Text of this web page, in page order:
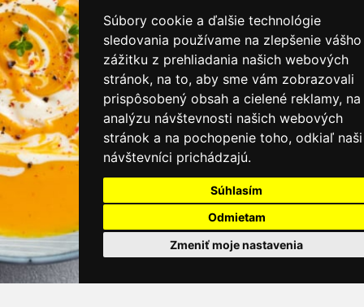
Súbory cookie a ďalšie technológie
sledovania používame na zlepšenie vášho
zážitku z prehliadania našich webových
stránok, na to, aby sme vám zobrazovali
prispôsobený obsah a cielené reklamy, na
analýzu návštevnosti našich webových
stránok a na pochopenie toho, odkiaľ naši
návštevníci prichádzajú.
Súhlasím
Odmietam
Zmeniť moje nastavenia
KONTAKTUJTE NÁS
PRIHLÁSIŤ SA DO ZÁKAZNÍCKEJ ZÓNY
Všeobecné obchodné podmienky
Ochrana osobných údajov
Cookies
Moje KamNaMenu
Pridať reštauráciu
Cenník balíkov